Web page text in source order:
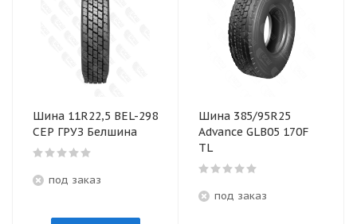
Шина 11R22,5 BEL-298
СЕР ГРУЗ Белшина
под заказ
Шина 385/95R25
Advance GLB05 170F
TL
под заказ